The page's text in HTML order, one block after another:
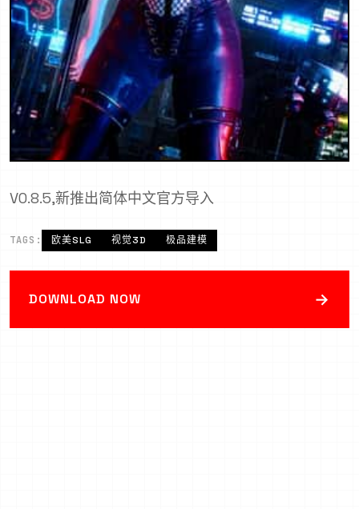
V0.8.5,新推出简体中文官方导入
TAGS: 欧美SLG 视觉3D 极品建模
DOWNLOAD NOW →